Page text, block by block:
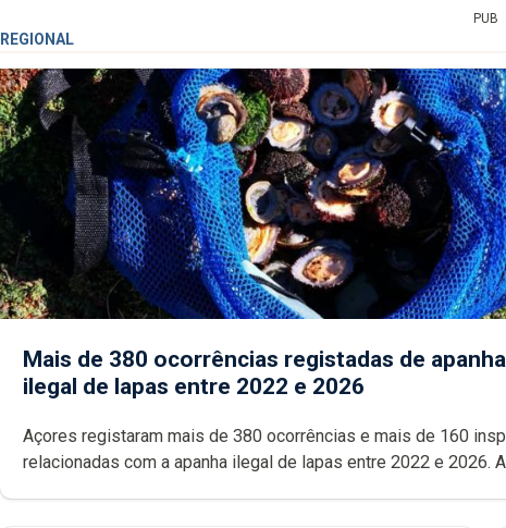
PUB
REGIONAL
Mais de 380 ocorrências registadas de apanha
ilegal de lapas entre 2022 e 2026
Açores registaram mais de 380 ocorrências e mais de 160 inspeções
relacionadas com a apanha ilegal de lapas entre 2022 e 2026. A ilha